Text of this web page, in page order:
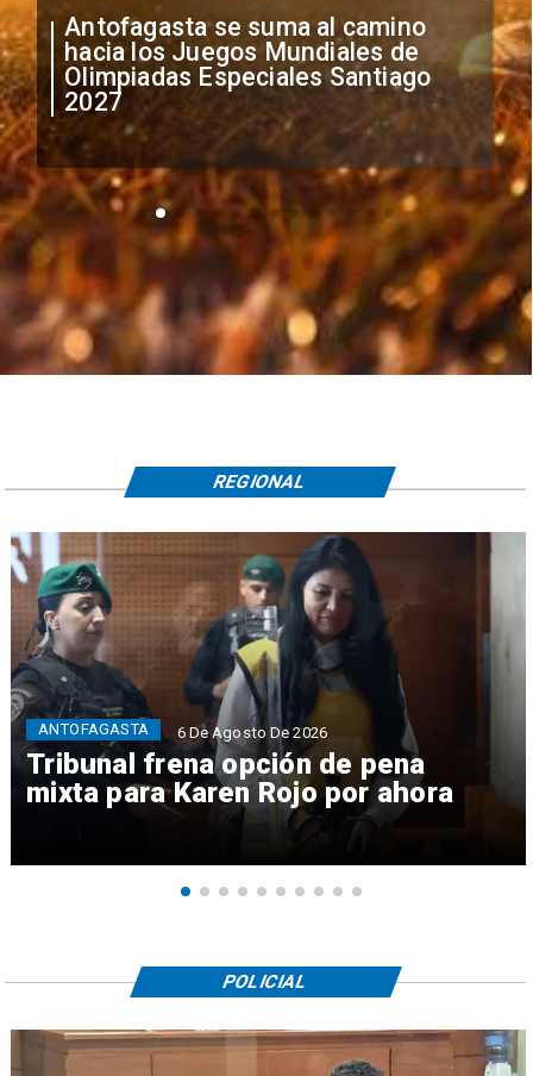
Antofagasta se suma al camino
hacia los Juegos Mundiales de
Olimpiadas Especiales Santiago
2027
Tribunal frena opción de pena
mixta para Karen Rojo por ahora
ANTOFAGASTA 6 De Agosto De 2026
REGIONAL
POLICIAL